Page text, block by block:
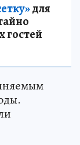
для
гостей